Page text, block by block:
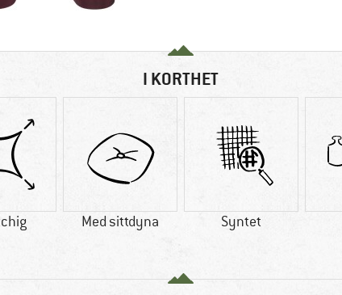
I KORTHET
Med sittdyna Syntet